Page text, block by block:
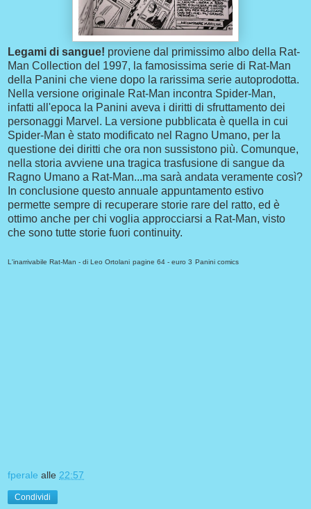
Legami di sangue! proviene dal primissimo albo della Rat-
Man Collection del 1997, la famosissima serie di Rat-Man
della Panini che viene dopo la rarissima serie autoprodotta.
Nella versione originale Rat-Man incontra Spider-Man,
infatti all'epoca la Panini aveva i diritti di sfruttamento dei
personaggi Marvel. La versione pubblicata è quella in cui
Spider-Man è stato modificato nel Ragno Umano, per la
questione dei diritti che ora non sussistono più. Comunque,
nella storia avviene una tragica trasfusione di sangue da
Ragno Umano a Rat-Man...ma sarà andata veramente così?
In conclusione questo annuale appuntamento estivo
permette sempre di recuperare storie rare del ratto, ed è
ottimo anche per chi voglia approcciarsi a Rat-Man, visto
che sono tutte storie fuori continuity.
L'inarrivabile Rat-Man - di Leo Ortolani pagine 64 - euro 3 Panini comics
fperale alle 22:57
Condividi